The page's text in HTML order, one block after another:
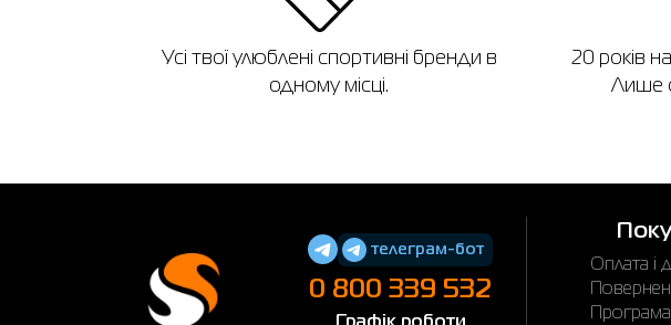
Усі твої улюблені спортивні бренди в
одному місці.
20 років
Лише
телеграм-бот
0 800 339 532
Оплата і